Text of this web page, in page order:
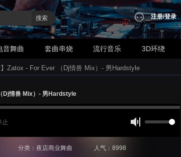
搜索 注册/登录
音舞曲 套曲串烧 流行音乐 3D环绕
】Zatox - For Ever （Dj情兽 Mix）- 男Hardstyle
Dj情兽 Mix）- 男Hardstyle
止
分类：夜店商业舞曲
人气：8998